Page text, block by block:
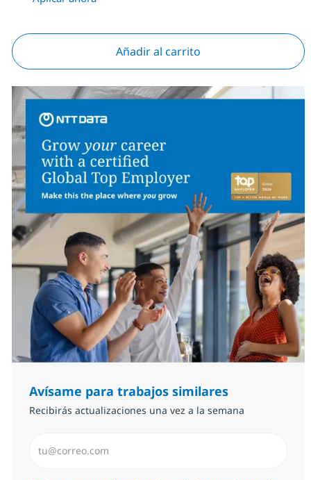
Añadir al carrito
Avísame para trabajos similares
Recibirás actualizaciones una vez a la semana